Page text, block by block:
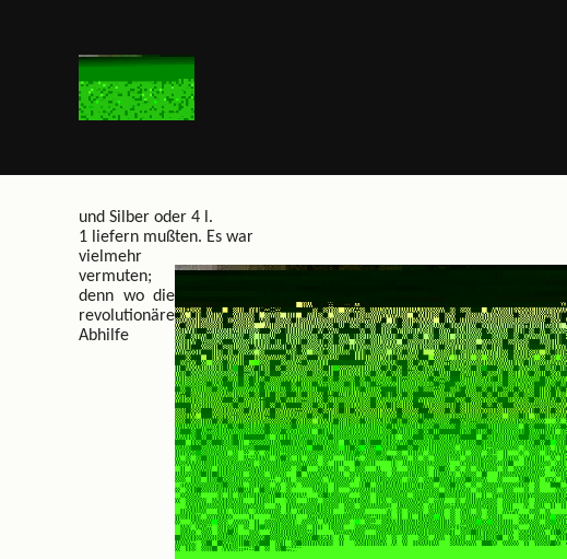
und Silber oder 4 l.
1 liefern mußten. Es war
vielmehr
vermuten;
denn wo die
revolutionäre
Abhilfe